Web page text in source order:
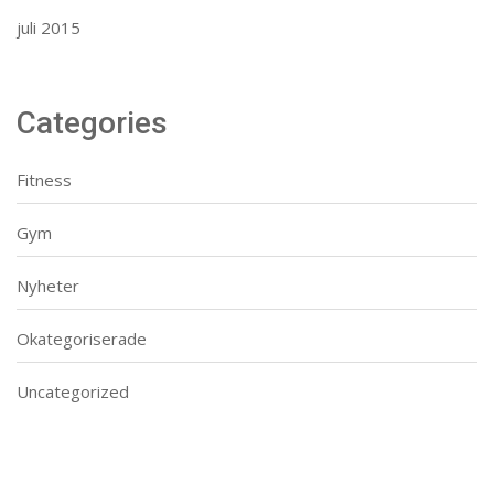
juli 2015
Categories
Fitness
Gym
Nyheter
Okategoriserade
Uncategorized